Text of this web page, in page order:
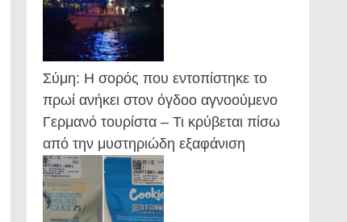
Σύμη: Η σορός που εντοπίστηκε το
πρωί ανήκει στον όγδοο αγνοούμενο
Γερμανό τουρίστα – Τι κρύβεται πίσω
από την μυστηριώδη εξαφάνιση